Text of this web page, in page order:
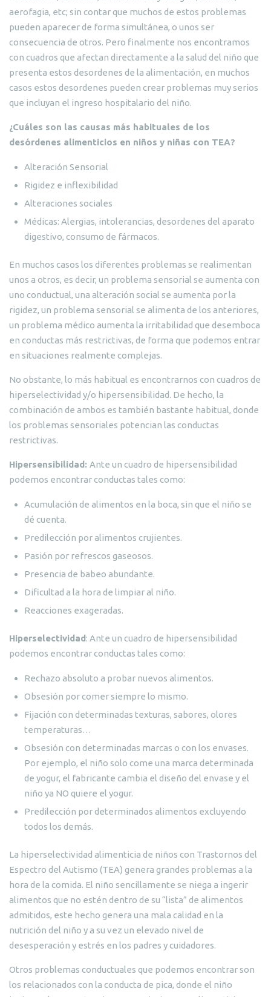
aerofagia, etc; sin contar que muchos de estos problemas
pueden aparecer de forma simultánea, o unos ser
consecuencia de otros. Pero finalmente nos encontramos
con cuadros que afectan directamente a la salud del niño que
presenta estos desordenes de la alimentación, en muchos
casos estos desordenes pueden crear problemas muy serios
que incluyan el ingreso hospitalario del niño.
¿Cuáles son las causas más habituales de los
desórdenes alimenticios en niños y niñas con TEA?
Alteración Sensorial
Rigidez e inflexibilidad
Alteraciones sociales
Médicas: Alergias, intolerancias, desordenes del aparato
digestivo, consumo de fármacos.
En muchos casos los diferentes problemas se realimentan
unos a otros, es decir, un problema sensorial se aumenta con
uno conductual, una alteración social se aumenta por la
rigidez, un problema sensorial se alimenta de los anteriores,
un problema médico aumenta la irritabilidad que desemboca
en conductas más restrictivas, de forma que podemos entrar
en situaciones realmente complejas.
No obstante, lo más habitual es encontrarnos con cuadros de
hiperselectividad y/o hipersensibilidad. De hecho, la
combinación de ambos es también bastante habitual, donde
los problemas sensoriales potencian las conductas
restrictivas.
Hipersensibilidad: Ante un cuadro de hipersensibilidad
podemos encontrar conductas tales como:
Acumulación de alimentos en la boca, sin que el niño se
dé cuenta.
Predilección por alimentos crujientes.
Pasión por refrescos gaseosos.
Presencia de babeo abundante.
Dificultad a la hora de limpiar al niño.
Reacciones exageradas.
Hiperselectividad: Ante un cuadro de hipersensibilidad
podemos encontrar conductas tales como:
Rechazo absoluto a probar nuevos alimentos.
Obsesión por comer siempre lo mismo.
Fijación con determinadas texturas, sabores, olores
temperaturas…
Obsesión con determinadas marcas o con los envases.
Por ejemplo, el niño solo come una marca determinada
de yogur, el fabricante cambia el diseño del envase y el
niño ya NO quiere el yogur.
Predilección por determinados alimentos excluyendo
todos los demás.
La hiperselectividad alimenticia de niños con Trastornos del
Espectro del Autismo (TEA) genera grandes problemas a la
hora de la comida. El niño sencillamente se niega a ingerir
alimentos que no estén dentro de su “lista” de alimentos
admitidos, este hecho genera una mala calidad en la
nutrición del niño y a su vez un elevado nivel de
desesperación y estrés en los padres y cuidadores.
Otros problemas conductuales que podemos encontrar son
los relacionados con la conducta de pica, donde el niño